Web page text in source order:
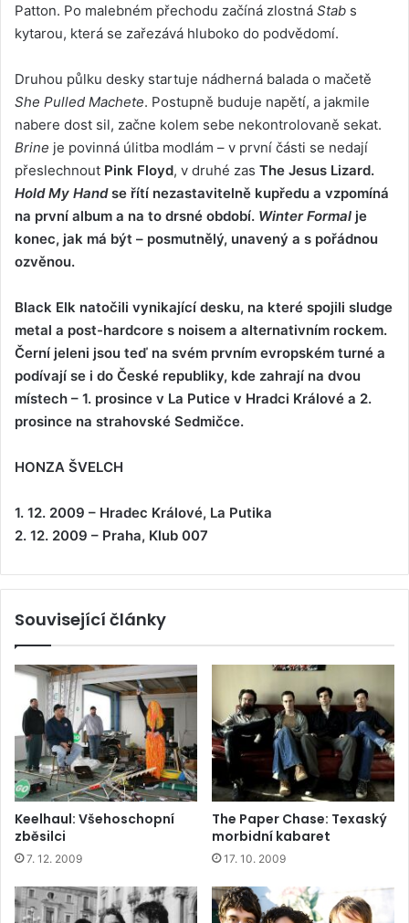
Patton. Po malebném přechodu začíná zlostná Stab s
kytarou, která se zařezává hluboko do podvědomí.
Druhou půlku desky startuje nádherná balada o mačetě
She Pulled Machete. Postupně buduje napětí, a jakmile
nabere dost sil, začne kolem sebe nekontrolovaně sekat.
Brine je povinná úlitba modlám – v první části se nedají
přeslechnout Pink Floyd, v druhé zas The Jesus Lizard.
Hold My Handse řítí nezastavitelně kupředu a vzpomíná
na první album a na to drsné období. Winter Formal je
konec, jak má být – posmutnělý, unavený a s pořádnou
ozvěnou.
Black Elk natočili vynikající desku, na které spojili sludge
metal a post-hardcore s noisem a alternativním rockem.
Černí jeleni jsou teď na svém prvním evropském turné a
podívají se i do České republiky, kde zahrají na dvou
místech – 1. prosince v La Putice v Hradci Králové a 2.
prosince na strahovské Sedmičce.
HONZA ŠVELCH
1. 12. 2009 – Hradec Králové, La Putika
2. 12. 2009 – Praha, Klub 007
Související články
Keelhaul: Všehoschopní
zběsilci
7. 12. 2009
The Paper Chase: Texaský
morbidní kabaret
17. 10. 2009